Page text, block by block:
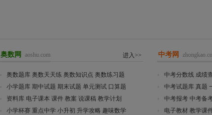
奥数网 aoshu.com 进入>>
奥数题库 奥数天天练 奥数知识点 奥数练习题
小学题库 期中试题 期末试题 单元测试 口算题
资料库 电子课本 课件 教案 说课稿 教学计划
小学杯赛 重点中学 小升初 升学攻略 趣味数学
中考网
中考分数线 成绩
中考试题库 真题
中考报考 中考备
电子教材 教学课